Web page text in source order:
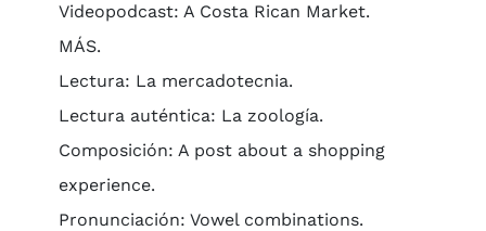
Videopodcast: A Costa Rican Market.
MÁS.
Lectura: La mercadotecnia.
Lectura auténtica: La zoología.
Composición: A post about a shopping
experience.
Pronunciación: Vowel combinations.